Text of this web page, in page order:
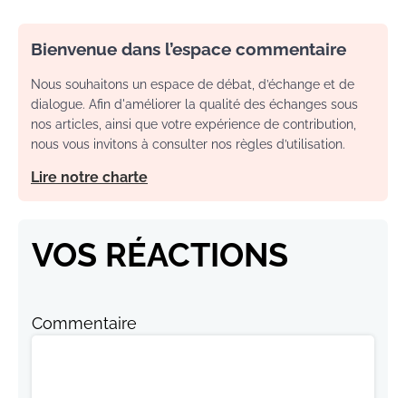
Bienvenue dans l’espace commentaire
Nous souhaitons un espace de débat, d’échange et de
dialogue. Afin d'améliorer la qualité des échanges sous
nos articles, ainsi que votre expérience de contribution,
nous vous invitons à consulter nos règles d’utilisation.
Lire notre charte
VOS RÉACTIONS
Commentaire